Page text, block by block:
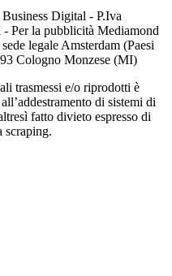
Digital - P.Iva
Per la pubblicità Mediamond
legale Amsterdam (Paesi
Cologno Monzese (MI)
trasmessi e/o riprodotti è
di sistemi di
fatto divieto espresso di
scraping.